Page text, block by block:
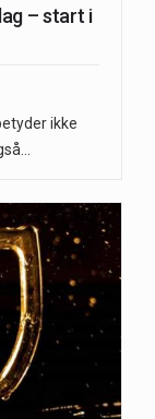
– start i
ikke